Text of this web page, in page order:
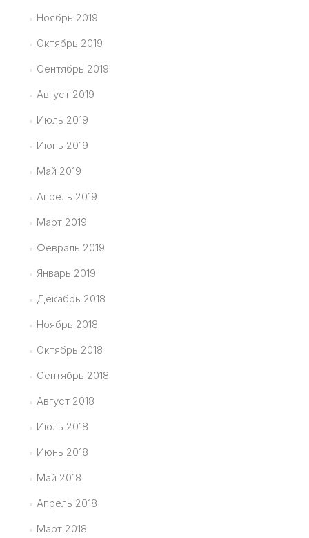
Ноябрь 2019
Октябрь 2019
Сентябрь 2019
Август 2019
Июль 2019
Июнь 2019
Май 2019
Апрель 2019
Март 2019
Февраль 2019
Январь 2019
Декабрь 2018
Ноябрь 2018
Октябрь 2018
Сентябрь 2018
Август 2018
Июль 2018
Июнь 2018
Май 2018
Апрель 2018
Март 2018